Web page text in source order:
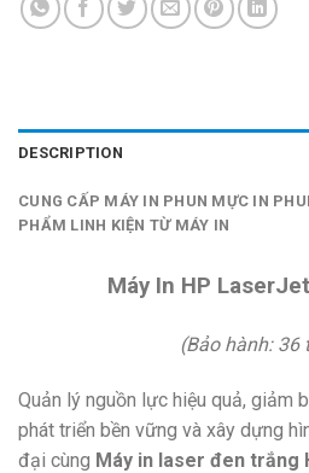
DESCRIPTION
CUNG CẤP MÁY IN PHUN MỰC IN
PHẨM LINH KIỆN TỪ MÁY IN
Máy In HP
(Bảo hành: 36
Quản lý nguồn lực hiệu quả, giảm
phát triển bền vững và xây dựng
đại cùng Máy in laser đen trắng